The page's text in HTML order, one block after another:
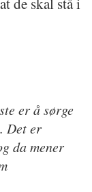
er å sørge
Det er
da mener